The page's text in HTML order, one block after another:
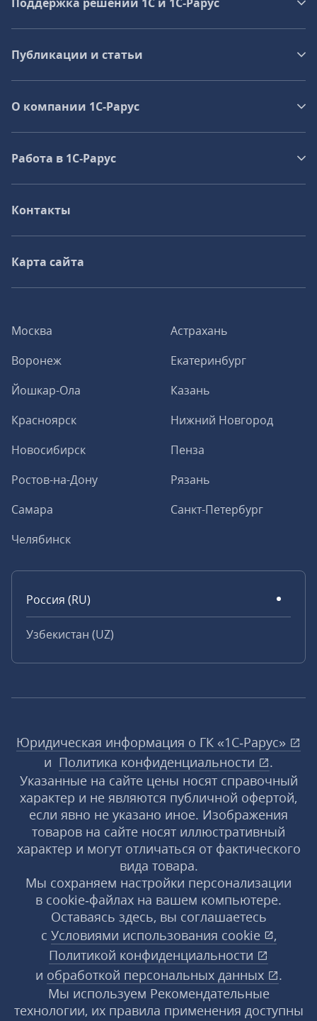
Москва
Астрахань
Воронеж
Екатеринбург
Йошкар-Ола
Казань
Красноярск
Нижний Новгород
Новосибирск
Пенза
Ростов-на-Дону
Рязань
Самара
Санкт-Петербург
Челябинск
Россия (RU)
Узбекистан (UZ)
Публикации и статьи
О компании 1C-Рарус
Работа в 1С‑Рарус
Контакты
Карта сайта
Юридическая информация о ГК «1С‑Рарус»
и Политика конфиденциальности
.
Указанные на сайте цены носят справочный
характер и не являются публичной офертой,
если явно не указано иное. Изображения
товаров на сайте носят иллюстративный
характер и могут отличаться от фактического
вида товара.
Мы сохраняем настройки персонализации
в cookie‑файлах на вашем компьютере.
Оставаясь здесь, вы соглашаетесь
с Условиями использования cookie
,
Политикой конфиденциальности
и обработкой персональных данных
.
Мы используем Рекомендательные
технологии, их правила применения доступны